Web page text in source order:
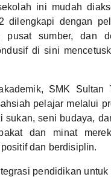
ini mudah
dilengkapi dengan
pusat sumber, dan
di sini
SMK Sultan
pelajar melalui
sukan, seni budaya,
dan minat
dan berdisiplin.
pendidikan